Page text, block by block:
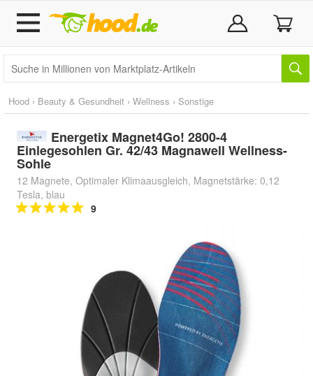
Hood › Beauty & Gesundheit › Wellness › Sonstige
Energetix Magnet4Go! 2800-4
Einlegesohlen Gr. 42/43 Magnawell Wellness-
Sohle
12 Magnete, Optimaler Klimaausgleich, Magnetstärke: 0,12
Tesla, blau
9